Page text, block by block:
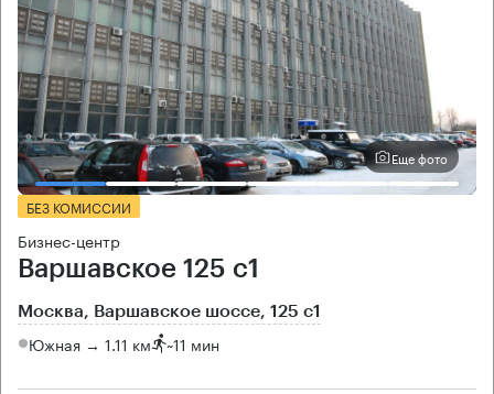
Еще фото
БЕЗ КОМИССИИ
Бизнес-центр
Варшавское 125 с1
Москва, Варшавское шоссе, 125 с1
Южная → 1.11 км ~11 мин